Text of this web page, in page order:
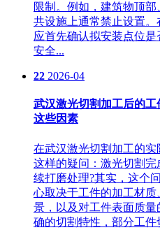
限制。例如，建筑物顶
共设施上通常禁止设置。
应首先确认拟安装点位是
安全...
22 2026-04
武汉激光切割加工后的
这些因素
在武汉激光切割加工的
这样的疑问：激光切割
续打磨处理?其实，这个
心取决于工件的加工材
景，以及对工件表面质
确的切割特性，部分工